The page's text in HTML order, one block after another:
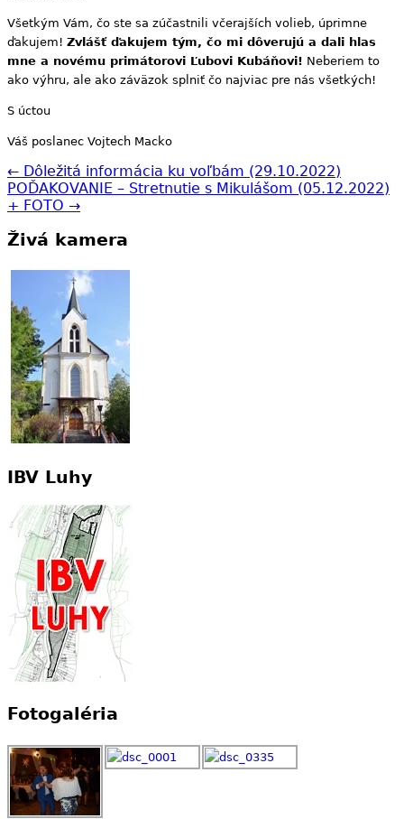
Všetkým Vám, čo ste sa zúčastnili včerajších volieb, úprimne
ďakujem! Zvlášť ďakujem tým, čo mi dôverujú a dali hlas
mne a novému primátorovi Ľubovi Kubáňovi! Neberiem to
ako výhru, ale ako záväzok splniť čo najviac pre nás všetkých!
S úctou
Váš poslanec Vojtech Macko
← Dôležitá informácia ku voľbám (29.10.2022)
POĎAKOVANIE – Stretnutie s Mikulášom (05.12.2022)
+ FOTO →
Živá kamera
IBV Luhy
Fotogaléria